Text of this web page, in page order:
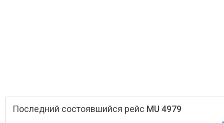
Последний состоявшийся рейс MU 4979